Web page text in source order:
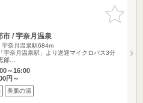
お気に入
りに追加
市 / 宇奈月温泉
宇奈月温泉駅684m
宇奈月温泉駅」より送迎マイクロバス3分
部…
～16:00
円～
美肌の湯